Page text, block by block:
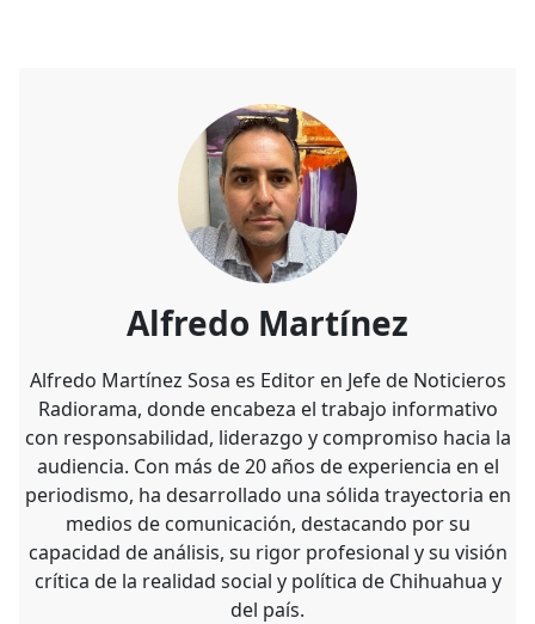
Alfredo Martínez
Alfredo Martínez Sosa es Editor en Jefe de Noticieros
Radiorama, donde encabeza el trabajo informativo
con responsabilidad, liderazgo y compromiso hacia la
audiencia. Con más de 20 años de experiencia en el
periodismo, ha desarrollado una sólida trayectoria en
medios de comunicación, destacando por su
capacidad de análisis, su rigor profesional y su visión
crítica de la realidad social y política de Chihuahua y
del país.